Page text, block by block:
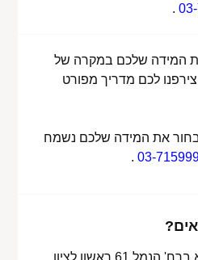
.
המידה שלכם במקרה של
לכם מדריך מפורט
את המידה שלכם נשמח
03-
.